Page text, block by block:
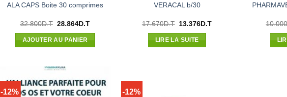
ALA CAPS Boite 30 comprimes
32.800D.T Le
initial
était :
28.864D.TLe
AJOUTER AU PANIER
VERACAL b/30
17.670D.T Le
initial
était :
13.376D.TLe
LIRE LA SUITE
10.000
-12% -12%